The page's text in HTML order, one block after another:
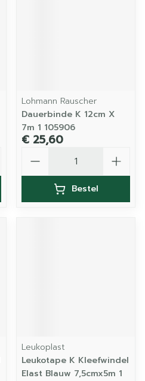
Lohmann Rauscher
Dauerbinde K 12cm X
7m 1 105906
€ 25,60
Bestel
Leukoplast
Leukotape K Kleefwindel
Elast Blauw 7,5cmx5m 1